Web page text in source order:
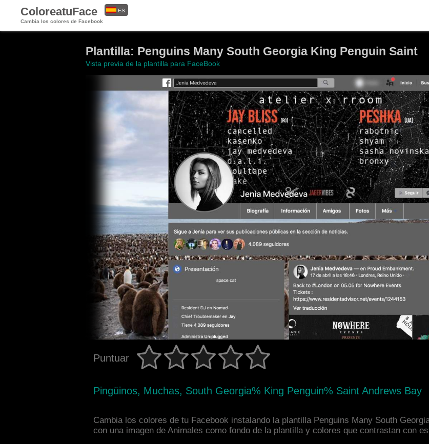
ColoreatuFace
Cambia los colores de Facebook
ES
Plantilla: Penguins Many South Georgia King Penguin Saint
Vista previa de la plantilla para FaceBook
Puntuar
Pingüinos, Muchas, South Georgia% King Penguin% Saint Andrews Bay
Cambia los colores de tu Facebook instalando la plantilla Penguins Many South
con una imagen de Animales como fondo de la plantilla y colores que contrastan con